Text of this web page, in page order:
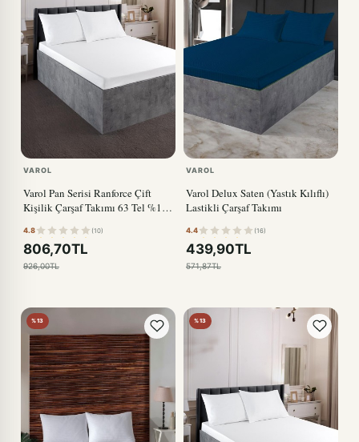
VAROL
Varol Pan Serisi Ranforce Çift
Kişilik Çarşaf Takımı 63 Tel %100
4.8 (10)
806,70TL
926,00TL
VAROL
Varol Delux Saten (Yastık Kılıflı)
Lastikli Çarşaf Takımı
4.4 (16)
439,90TL
571,87TL
%13 %13